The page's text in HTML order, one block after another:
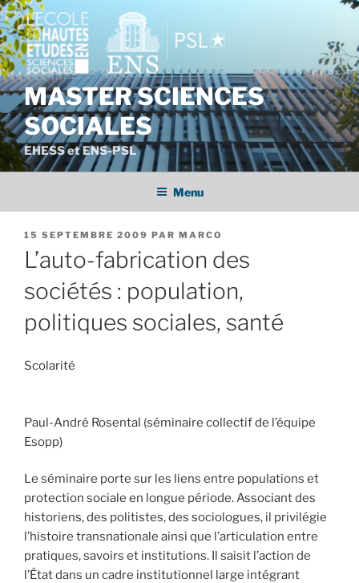
Aller
au
contenu
principal
MASTER SCIENCES
SOCIALES
EHESS et ENS-PSL
Menu
PUBLIÉ
LE
15 SEPTEMBRE 2009 PAR MARCO
L’auto-fabrication des
sociétés : population,
politiques sociales, santé
Scolarité
Paul-André Rosental (séminaire collectif de l’équipe
Esopp)
Le séminaire porte sur les liens entre populations et
protection sociale en longue période. Associant des
historiens, des politistes, des sociologues, il privilégie
l’histoire transnationale ainsi que l’articulation entre
pratiques, savoirs et institutions. Il saisit l’action de
l’État dans un cadre institutionnel large intégrant